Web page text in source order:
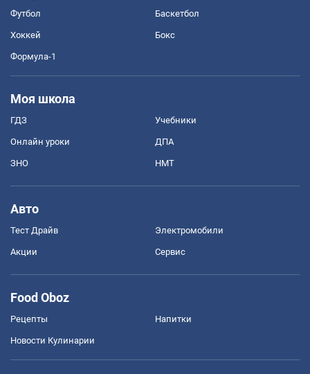
Футбол Баскетбол
Хоккей Бокс
Формула-1
Моя школа
ГДЗ Учебники
Онлайн уроки ДПА
ЗНО НМТ
Авто
Тест Драйв Электромобили
Акции Сервис
Food Oboz
Рецепты Напитки
Новости Кулинарии